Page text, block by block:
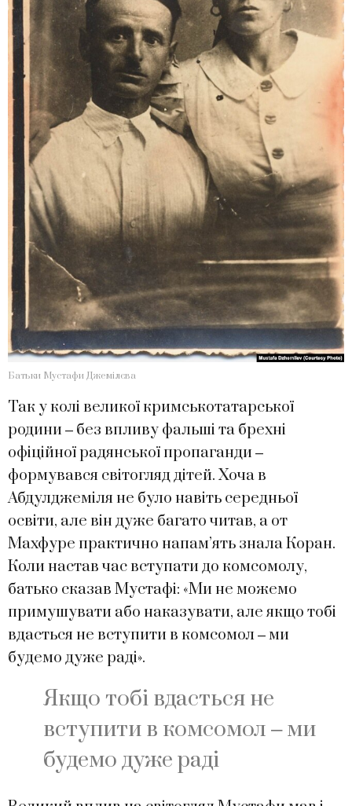
Батьки Мустафи Джемілєва
​Так у колі великої кримськотатарської
родини ‒ без впливу фальші та брехні
офіційної радянської пропаганди ‒
формувався світогляд дітей. Хоча в
Абдулджеміля не було навіть середньої
освіти, але він дуже багато читав, а от
Махфуре практично напам’ять знала Коран.
Коли настав час вступати до комсомолу,
батько сказав Мустафі: «Ми не можемо
примушувати або наказувати, але якщо тобі
вдасться не вступити в комсомол ‒ ми
будемо дуже раді».
Якщо тобі вдасться не
вступити в комсомол ‒ ми
будемо дуже раді